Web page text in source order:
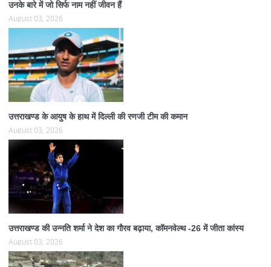
उनके बारे में जो सिर्फ नाम नहीं जीवन हैं
August 03, 2026
उत्तराखण्ड के आयुष के हाथ में दिल्ली की रणजी टीम की कमान
August 03, 2026
उत्तराखण्ड की उन्नति शर्मा ने देश का गौरव बढ़ाया, कॉमनवेल्थ -26 में जीता कांस्य
August 03, 2026